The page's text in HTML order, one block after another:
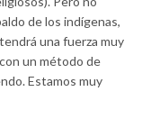
de los indígenas,
una fuerza muy
un método de
Estamos muy